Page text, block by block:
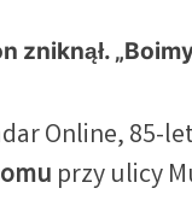
zniknął.
Online, 85-
przy ulicy